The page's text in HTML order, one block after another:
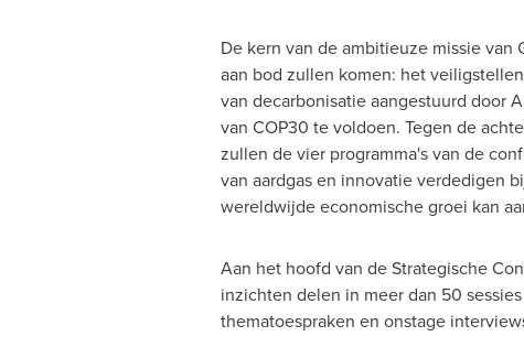
De kern van de ambitieuze missie
aan bod zullen komen: het
van decarbonisatie aangestuurd door
van COP30 te voldoen. Tegen de
zullen de vier programma's van de
van aardgas en innovatie verdedigen
wereldwijde economische groei kan
Aan het hoofd van de Strategische
inzichten delen in meer dan 50
thematoespraken en onstage